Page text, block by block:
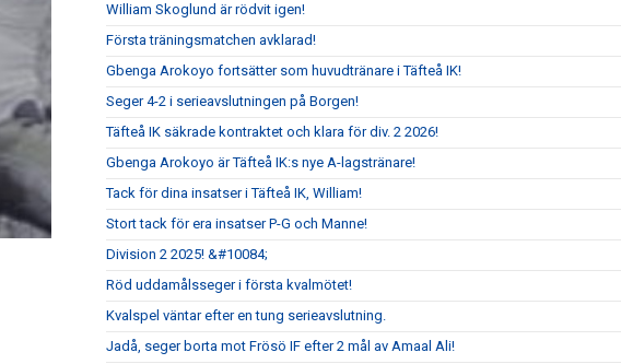
William Skoglund är rödvit igen!
Första träningsmatchen avklarad!
Gbenga Arokoyo fortsätter som huvudtränare i Täfteå IK!
Seger 4-2 i serieavslutningen på Borgen!
Täfteå IK säkrade kontraktet och klara för div. 2 2026!
Gbenga Arokoyo är Täfteå IK:s nye A-lagstränare!
Tack för dina insatser i Täfteå IK, William!
Stort tack för era insatser P-G och Manne!
Division 2 2025! &#10084;
Röd uddamålsseger i första kvalmötet!
Kvalspel väntar efter en tung serieavslutning.
Jadå, seger borta mot Frösö IF efter 2 mål av Amaal Ali!